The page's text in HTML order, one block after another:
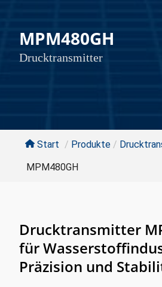
MPM480GH
Drucktransmitter
Start / Produkte /
MPM480GH
Drucktransmitter
für
Präzision und